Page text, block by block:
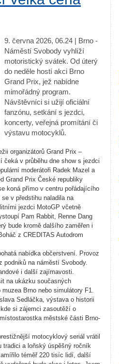
9. června 2026, 06.24 | Brno -
Náměstí Svobody vyhlíží
motoristický svátek. Od úterý
do neděle hostí akci Brno
Grand Prix, jež nabídne
mimořádný program.
Návštěvníci si užijí oficiální
fanzónu, setkání s jezdci,
koncerty, veřejná promítání či
výstavu motocyklů.
organizátorů Grand Prix –
čeká v průběhu dne show s jezdci
moderátoři Radek Mazel a
Grand Prix České republiky
koná přímo v centru pořádajícího
v předstihu naladila na
jezdci MotoGP včetně
Pam Rabbit, Renne Dang
bude kromě dalšího zaměřen i
z CREDITAS Autodrom
nabídka občerstvení. Provoz
na náměstí Svobody.
i další zajímavosti.
na ukázku současných
Brno nebo simulátory F1.
Sedláčka, výstava o historii
si zájemci zasoutěží o
městské části Brno-
motocyklový seriál vrátil
tradici a loňský úspěšný ročník
téměř 220 tisíc lidí, další